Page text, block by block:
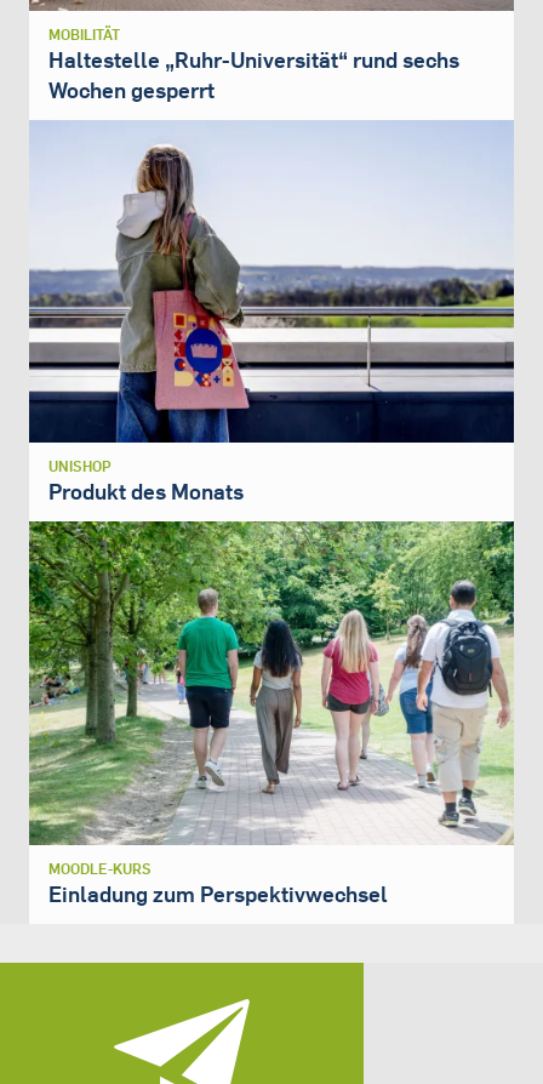
MOBILITÄT
Haltestelle „Ruhr-Universität“ rund sechs
Wochen gesperrt
UNISHOP
Produkt des Monats
MOODLE-KURS
Einladung zum Perspektivwechsel